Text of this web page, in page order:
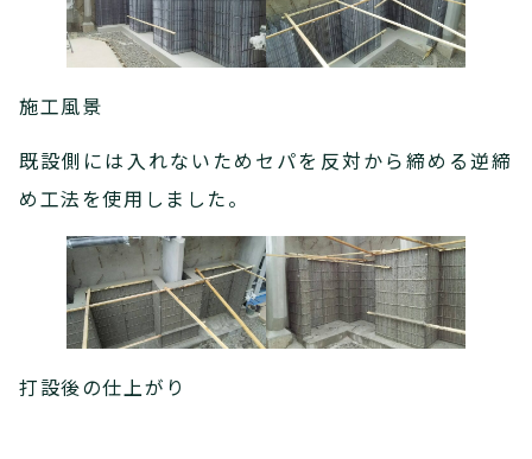
施工風景
既設側には入れないためセパを反対から締める逆締
め工法を使用しました。
打設後の仕上がり